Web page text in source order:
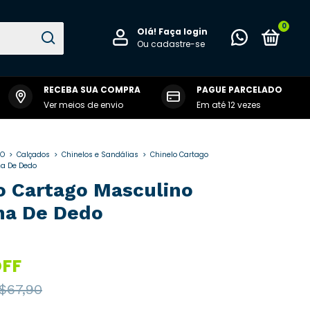
Olá! Faça login
Ou cadastre-se
0
RECEBA SUA COMPRA
Ver meios de envio
PAGUE PARCELADO
Em até 12 vezes
> Calçados > Chinelos e Sandálias > Chinelo Cartago
De Dedo
Cartago Masculino
De Dedo